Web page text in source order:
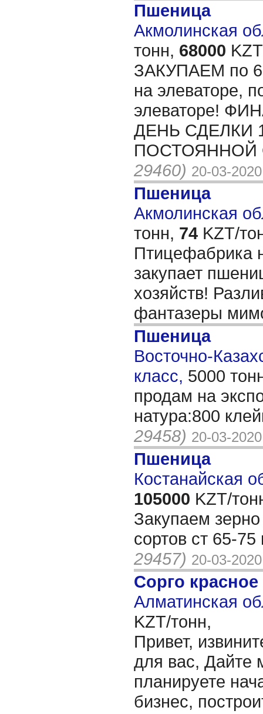
Пшеница
Акмолинская
тонн, 68000
ЗАКУПАЕМ по
на элеваторе,
элеваторе!
ДЕНЬ СДЕЛКИ
ПОСТОЯННОЙ
29460) 20-03-2020
Пшеница
Акмолинская
тонн, 74 KZT/
Птицефабрика
закупает
хозяйств!
фантазеры
Пшеница
Восточно-
класс, 5000
продам на
натура:800
29458) 20-03-2020
Пшеница
Костанайская
105000 KZT/
Закупаем
сортов ст 65-
29457) 20-03-2020
Сорго красное
Алматинская
KZT/тонн,
Привет,
для вас, Дайте
планируете
бизнес,